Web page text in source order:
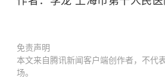
免责声明
本文来自腾讯新闻客户端创作者，不代
场。